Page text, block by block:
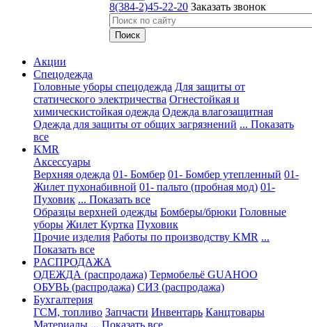
8(384-2)45-22-20 Заказать звонок
Акции
Спецодежда
Головные уборы спецодежда Для защиты от
статического электричества Огнестойкая и
химическистойкая одежда Одежда влагозащитная
Одежда для защиты от общих загрязнений ... Показать
все
KMR
Аксессуары
Верхняя одежда 01- Бомбер 01- Бомбер утепленный 01-
Жилет пухонабивной 01- пальто (пробная мод) 01-
Пуховик ... Показать все
Образцы верхней одежды Бомберы/брюки Головные
уборы Жилет Куртка Пуховик
Прочие изделия Работы по производству KMR ...
Показать все
PАСПРОДАЖА
ОДЕЖДА (распродажа) Термобельё GUAHOO
ОБУВЬ (распродажа) СИЗ (распродажа)
Бухгалтерия
ГСМ, топливо Запчасти Инвентарь Канцтовары
Материалы ... Показать все